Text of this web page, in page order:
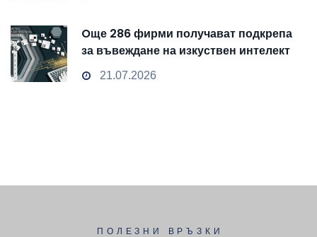
Oще 286 фирми получават подкрепа
за въвеждане на изкуствен интелект
и облачни технологии
21.07.2026
ПОЛЕЗНИ ВРЪЗКИ